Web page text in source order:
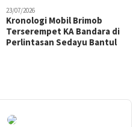
23/07/2026
Kronologi Mobil Brimob
Terserempet KA Bandara di
Perlintasan Sedayu Bantul